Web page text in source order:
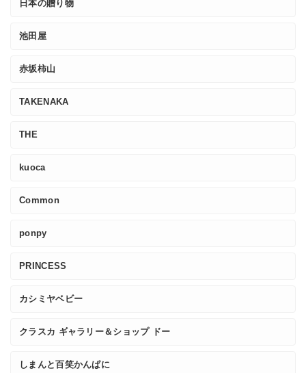
日本の贈り物
池田屋
赤坂柿山
TAKENAKA
THE
kuoca
Common
ponpy
PRINCESS
カシミヤベビー
クラスカ ギャラリー＆ショップ ドー
しまんと百笑かんぱに